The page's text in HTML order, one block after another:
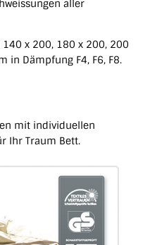
aller
140 x 200, 180 x 200, 200
in Dämpfung F4, F6, F8.
mit individuellen
Ihr Traum Bett.